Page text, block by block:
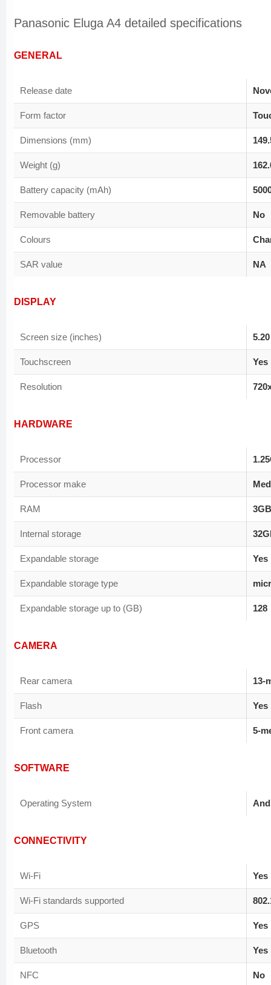
Panasonic Eluga A4 detailed specifications
GENERAL
Release date
Form factor
Dimensions (mm)
Weight (g)
Battery capacity (mAh)
Removable battery No
Colours
SAR value NA
DISPLAY
Screen size (inches) 5.20
Touchscreen Yes
Resolution
HARDWARE
Processor
Processor make
RAM 3GB
Internal storage
Expandable storage Yes
Expandable storage type
Expandable storage up to (GB) 128
CAMERA
Rear camera 13-
Flash Yes
Front camera 5-
SOFTWARE
Operating System
CONNECTIVITY
Wi-Fi Yes
Wi-Fi standards supported
GPS Yes
Bluetooth Yes
NFC No